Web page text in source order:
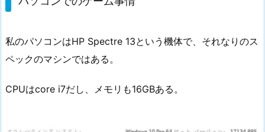
私のパソコンはHP Spectre 13という機体で、それなりのス
ペックのマシンではある。
CPUはcore i7だし、メモリも16GBある。